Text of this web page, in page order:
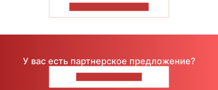
У вас есть партнерское предложение?